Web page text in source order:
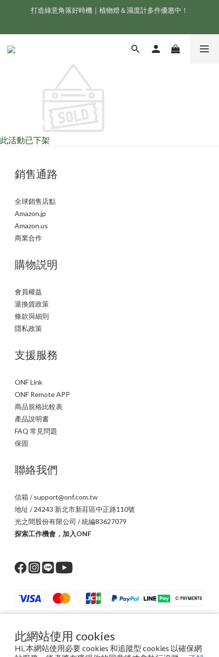
此網站使用 cookies
Hi, 本網站使用必要 cookies 和追蹤型 cookies 以確保網
新會員享首購折 $100 優惠，立即點我註冊！！
打造綠意角落好時機｜植物燈＆濕度計多件優惠中！
ONF 人氣冠軍 Flat One+ 智慧水族燈，會員獨享 9 折，現省
新會員享首購折 $100 優惠，立即點我註冊！！
此活動已下架
銷售通路
全球銷售店點
Amazon.jp
Amazon.us
商業合作
購物説明
會員權益
退換貨政策
條款與細則
隱私政策
支援服務
ONF Link
ONF Remote APP
商品規格比較表
產品說明書
FAQ 常見問題
保固
聯絡我們
信箱 / support@onf.com.tw
地址 / 24243 新北市新莊區中正路110號
光之間股份有限公司 / 統編83627079
探索工作機會，加入ONF
$ TWD 繁體中文